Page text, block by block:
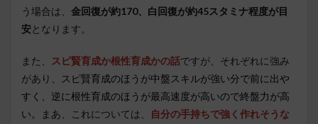
う場合は、 金回復が約170、白回復が約45スタミナ程度が目
安となります。
また、 スピ賢育成か根性育成かの話ですが、それぞれに強み
があり、
スピ賢育成のほうが中盤スキルが強い分で前に出や
すく、逆に根性育成のほうが最高速度が高いので終盤力が高
い。
まあ、これについては、
自分の手持ちで強く作れそうな